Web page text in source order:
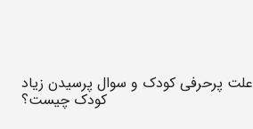
علت پرحرفی کودک و سوال پرسیدن زیاد
کودک چیست؟